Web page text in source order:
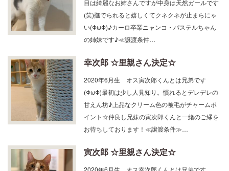
(笑)撫でられると嬉しくてクネクネが止まらにゃ
い(ΦωΦ)♪カーロ卒業ニャンコ・パステルちゃん
の姉妹です♪≪譲渡条件…
幸次郎 ☆里親さん決定☆
2020年6月生 オス寅次郎くんとは兄弟です
(ΦωΦ)最初は少し人見知り。慣れるとデレデレの
甘えん坊♪上品なクリーム色の被毛がチャームポ
イント☆仲良し兄妹の寅次郎くんと一緒のご縁を
お待ちしております！≪譲渡条件≫…
寅次郎 ☆里親さん決定☆
2020年6月生 オス幸次郎くんとは兄弟です